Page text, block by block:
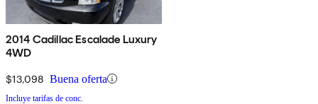
2014 Cadillac Escalade Luxury
4WD
$13,098 Buena oferta
Incluye tarifas de conc.